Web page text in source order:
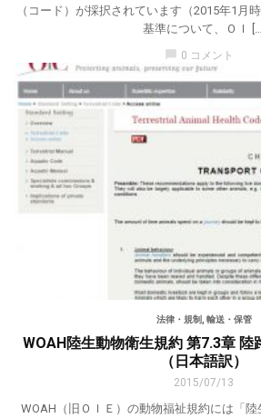
（コード）が採択されています（2015年1月
基準について、ＯＩ
0 コメント
法律・規制 輸送・保管
WOAH陸生動物衛生規約 第7.3章 陸
（日本語訳）
2015/07/13
WOAH（旧ＯＩＥ）の動物福祉規約には「